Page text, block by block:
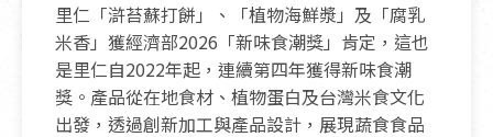
里仁「滸苔蘇打餅」、「植物海鮮漿」及「腐乳
米香」獲經濟部2026「新味食潮獎」肯定，這也
是里仁自2022年起，連續第四年獲得新味食潮
獎。產品從在地食材、植物蛋白及台灣米食文化
出發，透過創新加工與產品設計，展現蔬食食品